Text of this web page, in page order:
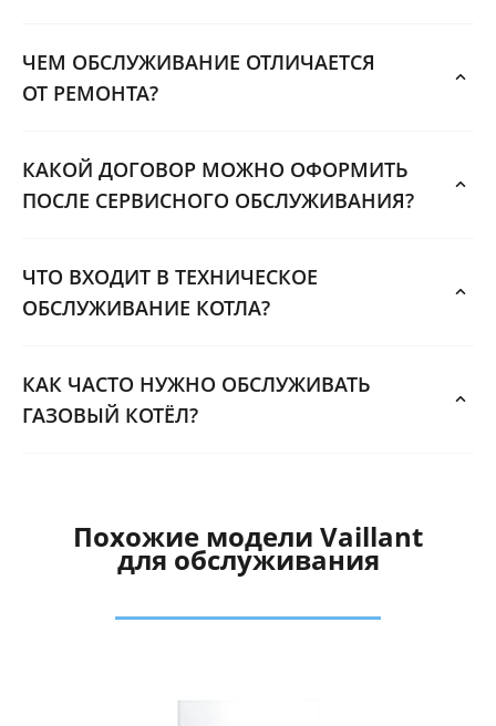
ЧЕМ ОБСЛУЖИВАНИЕ ОТЛИЧАЕТСЯ
ОТ РЕМОНТА?
КАКОЙ ДОГОВОР МОЖНО ОФОРМИТЬ
ПОСЛЕ СЕРВИСНОГО ОБСЛУЖИВАНИЯ?
ЧТО ВХОДИТ В ТЕХНИЧЕСКОЕ
ОБСЛУЖИВАНИЕ КОТЛА?
КАК ЧАСТО НУЖНО ОБСЛУЖИВАТЬ
ГАЗОВЫЙ КОТЁЛ?
Похожие модели Vaillant
для обслуживания